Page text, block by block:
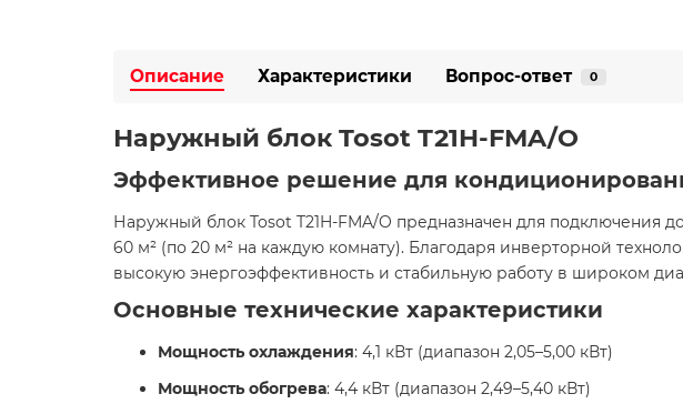
Описание Характеристики Вопрос-ответ 0
Наружный блок Tosot T21H-FMA/O
Эффективное решение для
Наружный блок Tosot T21H-FMA/O предназначен для
60 м² (по 20 м² на каждую комнату). Благодаря инверторной
высокую энергоэффективность и стабильную работу в широком
Основные технические характеристики
Мощность охлаждения: 4,1 кВт (диапазон 2,05–5,00 кВт)​
Мощность обогрева: 4,4 кВт (диапазон 2,49–5,40 кВт)​